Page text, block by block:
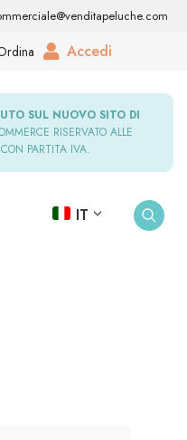
Accedi
SUL NUOVO SITO DI
RISERVATO ALLE
PARTITA IVA.
IT